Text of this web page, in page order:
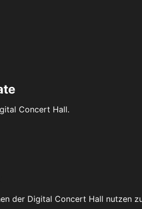
Concert Hall.
der Digital Concert Hall nutzen